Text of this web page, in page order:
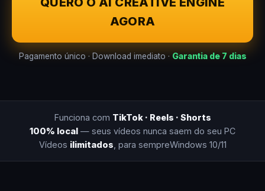
AGORA
Pagamento único · Download imediato · Garantia de 7 dias
Funciona com TikTok · Reels · Shorts
100% local — seus vídeos nunca saem do seu PC
Vídeos ilimitados , para sempreWindows 10/11